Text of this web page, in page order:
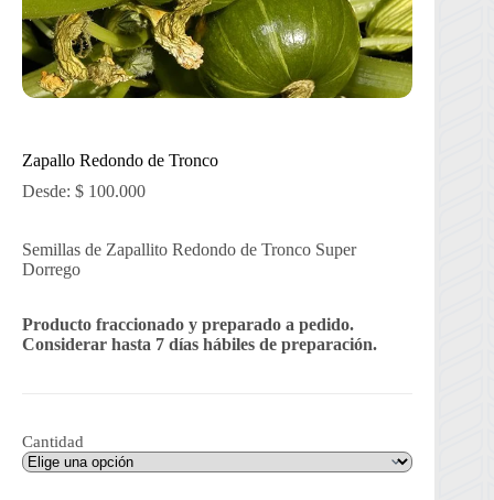
Zapallo Redondo de Tronco
Desde: $ 100.000
Semillas de Zapallito Redondo de Tronco Super
Dorrego
Producto fraccionado y preparado a pedido.
Considerar hasta 7 días hábiles de preparación.
Cantidad